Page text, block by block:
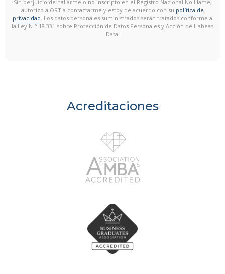
Sin perjuicio de hallarme o no inscripto en el Registro Nacional No Llame,
autorizo a ORT a contactarme y estoy de acuerdo con su política de
privacidad. Los datos personales suministrados serán tratados conforme a
la Ley N.° 18.331 sobre Protección de Datos Personales y Acción de Habeas
Data.
Acreditaciones